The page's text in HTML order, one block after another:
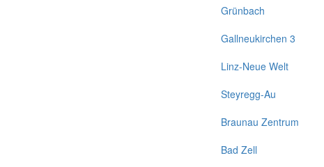
Grünbach
Gallneukirchen 3
Linz-Neue Welt
Steyregg-Au
Braunau Zentrum
Bad Zell